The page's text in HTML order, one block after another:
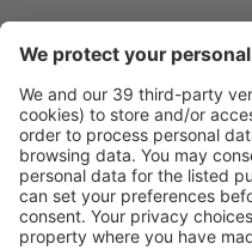
Ladda ner vår